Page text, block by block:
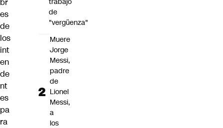
es
de
los
int
en
de
nt
es
pa
ra
de
"vergüenza"
Muere
Jorge
Messi,
padre
de
Lionel
Messi,
a
los